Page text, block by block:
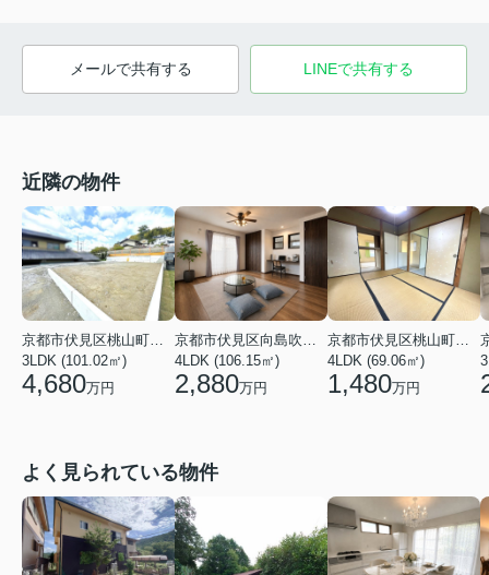
メールで共有する LINEで共有する
近隣の物件
3LDK (101.02㎡)
4,680万円
4LDK (106.15㎡)
2,880万円
4LDK (69.06㎡)
1,480万円
よく見られている物件